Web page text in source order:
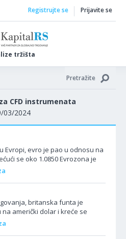
tržišta
Registrujte se Prijavite se
Pretražite
CFD instrumenata
03/2024
Evropi, evro je pao u odnosu na
se oko 1.0850 Evrozona je
o indeksu potrošačkih...
britanska funta je
američki dolar i kreće se
Britanija danas neće